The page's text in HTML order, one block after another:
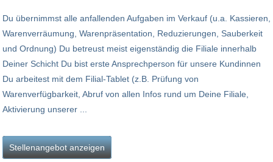
Du übernimmst alle anfallenden Aufgaben im Verkauf (u.a. Kassieren,
Warenverräumung, Warenpräsentation, Reduzierungen, Sauberkeit
und Ordnung) Du betreust meist eigenständig die Filiale innerhalb
Deiner Schicht Du bist erste Ansprechperson für unsere Kundinnen
Du arbeitest mit dem Filial-Tablet (z.B. Prüfung von
Warenverfügbarkeit, Abruf von allen Infos rund um Deine Filiale,
Aktivierung unserer ...
Stellenangebot anzeigen